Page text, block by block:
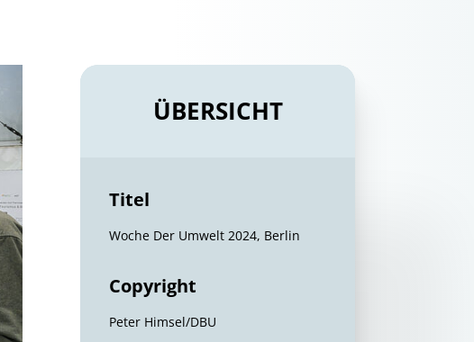
ÜBERSICHT
Titel
Woche Der Umwelt 2024, Berlin
Copyright
Peter Himsel/DBU